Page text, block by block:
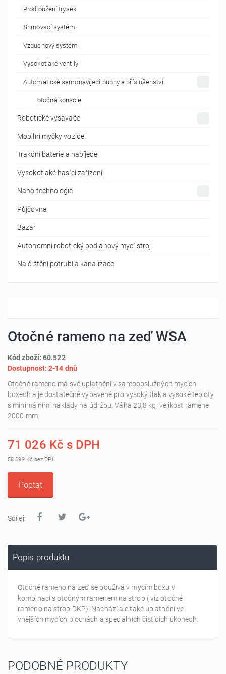
Prodloužení trysek
Shrnovací systém
Vzduchový systém
Vysokotlaké ventily
Automatické samonavíjecí bubny a příslušenství
otočná konsole
Robotické vysavače
Mobilní myčky vozidel
Trakční baterie a nabíječe
Vysokotlaké hasící zařízení
Nano technologie
Půjčovna
Bazar
Autonomní robotický podlahový mycí stroj
Na čištění potrubí a kanalizace
Otočné rameno na zeď WSA
Kód zboží: 60.522
Dostupnost: 2-14 dnů
Otočné rameno má své uplatnění v samoobslužných mycích
boxech a je dostatečně vybavené pro vysoký tlak a vysoké teploty
s minimálními náklady na údržbu. Váha 23,8 kg, velikost ramene
2000 mm.
71 026 Kč s DPH
58 699 Kč bez DPH
Poptat
Sdílej:
Popis produktu
Otočné rameno na zeď se používá v mycím boxu v
kombinaci s otočným ramenem na strop ( viz otočné
rameno na strop DKP). Nachází ale také uplatnění ve
vnějších mycích plochách a speciálních čistících úkonech.
PODOBNÉ PRODUKTY